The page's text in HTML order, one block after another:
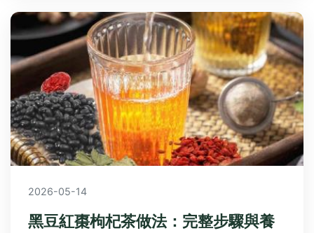
2026-05-14
黑豆紅棗枸杞茶做法：完整步驟與養